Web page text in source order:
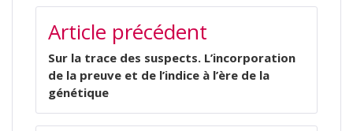
NAVIGATION
DE
L’ARTICLE
Article précédent
Sur la trace des suspects. L’incorporation
de la preuve et de l’indice à l’ère de la
génétique